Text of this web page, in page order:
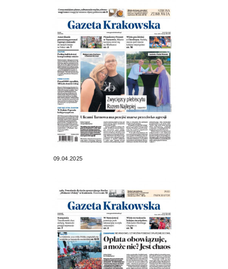
09.04.2025